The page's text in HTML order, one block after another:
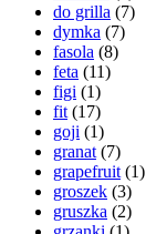
do grilla (7)
dymka (7)
fasola (8)
feta (11)
figi (1)
fit (17)
goji (1)
granat (7)
grapefruit (1)
groszek (3)
gruszka (2)